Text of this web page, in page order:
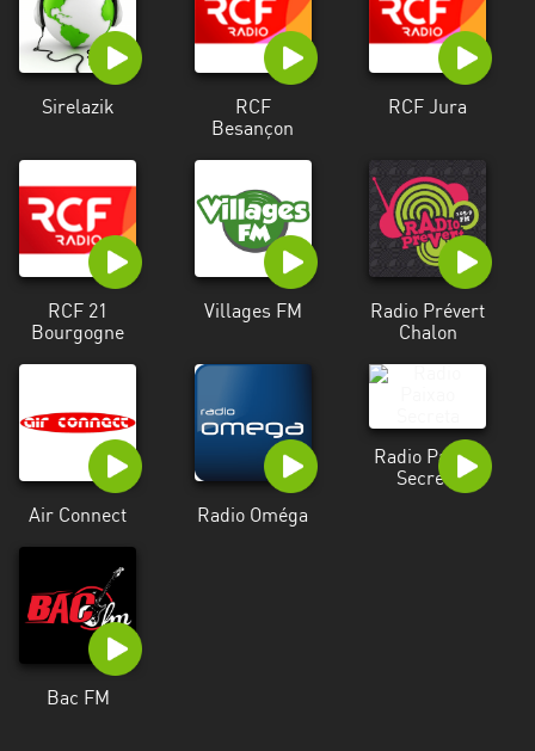
Sirelazik
RCF
Besançon
RCF Jura
RCF 21
Bourgogne
Villages FM
Radio Prévert
Chalon
Air Connect Radio Oméga
Radio Paixao
Secreta
Bac FM